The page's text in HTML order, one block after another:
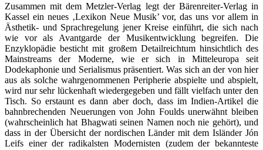
Zusammen mit dem Metzler-Verlag legt der Bärenreiter-Verlag in
Kassel ein neues ‚Lexikon Neue Musik’ vor, das uns vor allem in
Ästhetik- und Sprachregelung jener Kreise einführt, die sich nach
wie vor als Avantgarde der Musikentwicklung begreifen. Die
Enzyklopädie besticht mit großem Detailreichtum hinsichtlich des
Mainstreams der Moderne, wie er sich in Mitteleuropa seit
Dodekaphonie und Serialismus präsentiert. Was sich an der von hier
aus als solche wahrgenommenen Peripherie abspielte und abspielt,
wird nur sehr lückenhaft wiedergegeben und fällt vielfach unter den
Tisch. So erstaunt es dann aber doch, dass im Indien-Artikel die
bahnbrechenden Neuerungen von John Foulds unerwähnt bleiben
(wahrscheinlich hat Bhagwati seinen Namen noch nie gehört), und
dass in der Übersicht der nordischen Länder mit dem Isländer Jón
Leifs einer der radikalsten Modernisten (zudem der bekannteste